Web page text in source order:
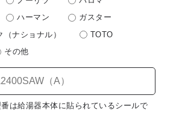
ハーマン
ガスター
ナショナル）
TOTO
その他
は給湯器本体に貼られているシールで